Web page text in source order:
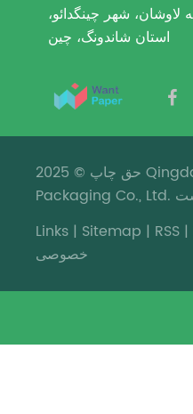
لاوشان، شهر چینگدائو،
استان شاندونگ، چین
حق چاپ © 2025 Qingdao Want Paper
Links | Sitemap | RSS |
خصوصی